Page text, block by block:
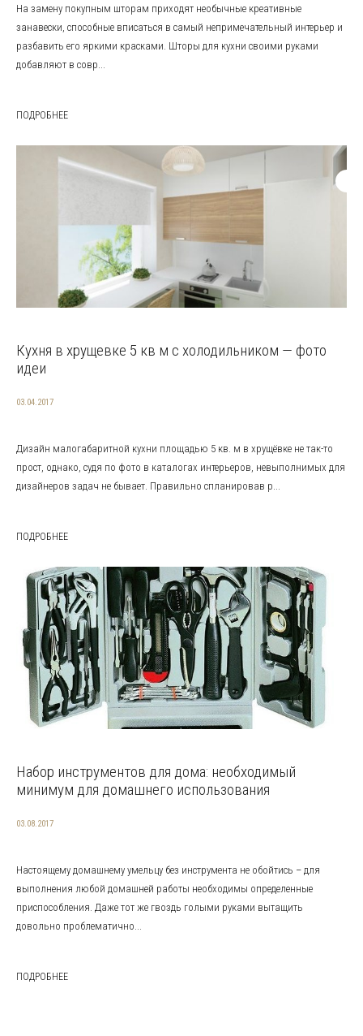
На замену покупным шторам приходят необычные креативные
занавески, способные вписаться в самый непримечательный интерьер и
разбавить его яркими красками. Шторы для кухни своими руками
добавляют в совр...
ПОДРОБНЕЕ
Кухня в хрущевке 5 кв м с холодильником — фото
идеи
03.04.2017
Дизайн малогабаритной кухни площадью 5 кв. м в хрущёвке не так-то
прост, однако, судя по фото в каталогах интерьеров, невыполнимых для
дизайнеров задач не бывает. Правильно спланировав р...
ПОДРОБНЕЕ
Набор инструментов для дома: необходимый
минимум для домашнего использования
03.08.2017
Настоящему домашнему умельцу без инструмента не обойтись – для
выполнения любой домашней работы необходимы определенные
приспособления. Даже тот же гвоздь голыми руками вытащить
довольно проблематично...
ПОДРОБНЕЕ